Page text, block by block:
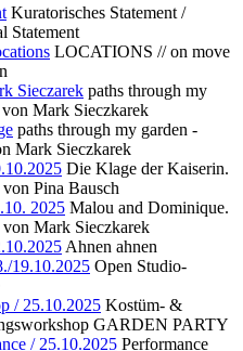
Kuratorisches Statement /
Statement
LOCATIONS // on move
Sieczarek paths through my
Mark Sieczkarek
paths through my garden -
Mark Sieczkarek
Die Klage der Kaiserin.
Pina Bausch
2025 Malou and Dominique.
Mark Sieczkarek
Ahnen ahnen
19.10.2025 Open Studio-
/ 25.10.2025 Kostüm- &
GARDEN PARTY
/ 25.10.2025 Performance